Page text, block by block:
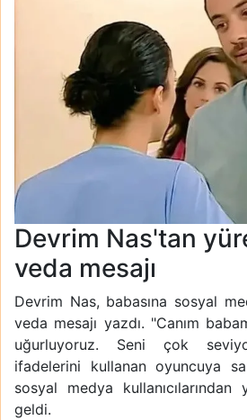
Devrim Nas'tan
veda mesajı
Devrim Nas, babasına sosyal
veda mesajı yazdı. "Canım
uğurluyoruz. Seni çok
ifadelerini kullanan oyuncuya
sosyal medya
geldi.